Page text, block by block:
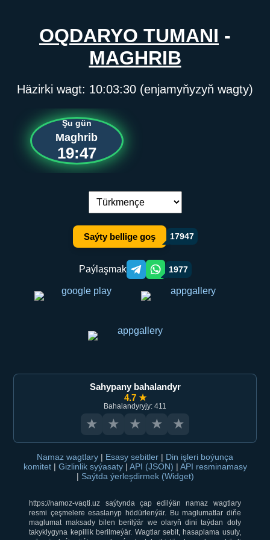
OQDARYO TUMANI -
MAGHRIB
Häzirki wagt: 10:03:30 (enjamyňyzyň wagty)
Şu gün
Maghrib
19:47
Dil çalşyryş:
Saýty bellige goş 17947
Paýlaşmak Telegram orqali ulashish
WhatsApp orqali ulashish
1977
Sahypany bahalandyr
4.7 ★
Bahalandyryjy: 411
★ ★ ★ ★ ★
Namaz wagtlary | Esasy sebitler | Din işleri boýunça
komitet | Gizlinlik syýasaty | API (JSON) | API resminamasy
| Saýtda ýerleşdirmek (Widget)
https://namoz-vaqti.uz saýtynda çap edilýän namaz wagtlary
resmi çeşmelere esaslanyp hödürlenýär. Bu maglumatlar diňe
maglumat maksady bilen berilýär we olaryň dini taýdan doly
takyklygyna kepillik berilmeýär. Wagtlar sebit, hasaplama usuly,